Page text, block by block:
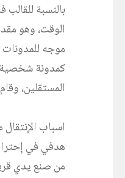
بالنسبة
الوقت، وهو
موجه
كمدونة شخصية.
المستقلين،
اسباب
هدفي في
من صنع يدي